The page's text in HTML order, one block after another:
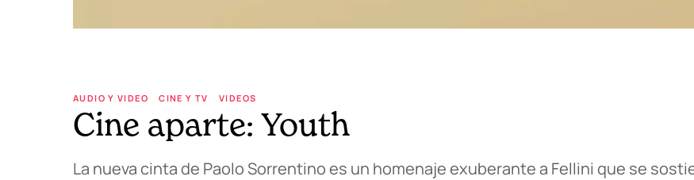
AUDIO Y VIDEO CINE Y TV VIDEOS
Cine aparte: Youth
La nueva cinta de Paolo Sorrentino es un homenaje exuberante a Fellini que se